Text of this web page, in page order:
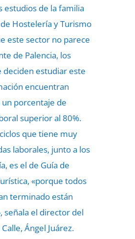
estudios de la familia
Hostelería y Turismo
este sector no parece
de Palencia, los
deciden estudiar este
encuentran
porcentaje de
superior al 80%.
que tiene muy
laborales, junto a los
es el de Guía de
«porque todos
terminado están
señala el director del
Ángel Juárez.